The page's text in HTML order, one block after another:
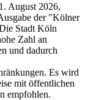
August 2026,
der "Kölner
Stadt Köln
Zahl an
und dadurch
Es wird
mit öffentlichen
empfohlen.